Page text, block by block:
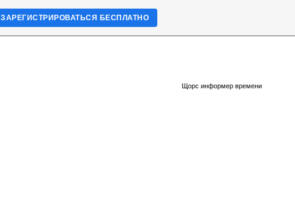
Щорс информер времени
ЗАРЕГИСТРИРОВАТЬСЯ БЕСПЛАТНО